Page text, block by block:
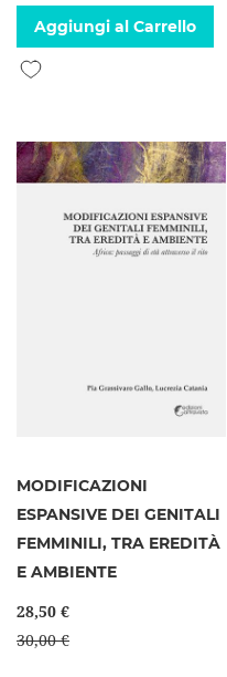
Aggiungi al Carrello
Aggiungi alla lista desideri
MODIFICAZIONI
ESPANSIVE DEI GENITALI
FEMMINILI, TRA EREDITÀ
E AMBIENTE
28,50 €
30,00 €